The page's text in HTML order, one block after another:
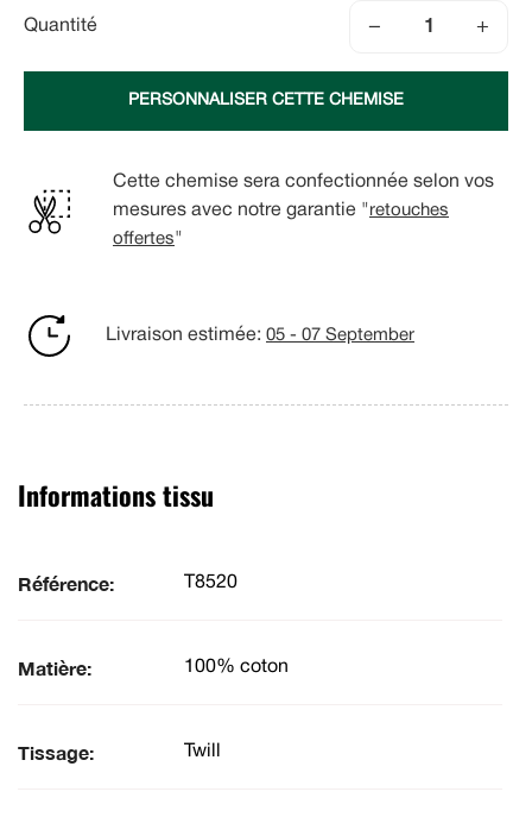
Quantité − +
PERSONNALISER CETTE CHEMISE
Cette chemise sera confectionnée selon vos
mesures avec notre garantie " retouches
offertes"
Livraison estimée: 05 - 07 September
Informations tissu
Référence: T8520
Matière: 100% coton
Tissage: Twill